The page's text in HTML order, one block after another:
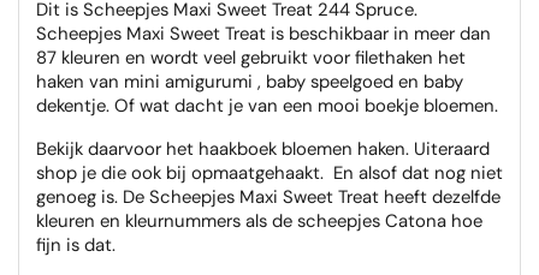
Dit is Scheepjes Maxi Sweet Treat 244 Spruce.
Scheepjes Maxi Sweet Treat is beschikbaar in meer dan
87 kleuren en wordt veel gebruikt voor filethaken het
haken van mini amigurumi , baby speelgoed en baby
dekentje. Of wat dacht je van een mooi boekje bloemen.
Bekijk daarvoor het haakboek bloemen haken. Uiteraard
shop je die ook bij opmaatgehaakt. En alsof dat nog niet
genoeg is. De Scheepjes Maxi Sweet Treat heeft dezelfde
kleuren en kleurnummers als de scheepjes Catona hoe
fijn is dat.